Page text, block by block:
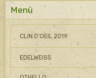
Menü
CLIN D'OEIL 2019
EDELWEISS